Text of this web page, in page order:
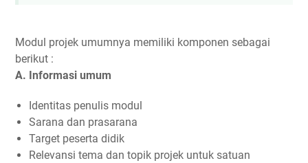
Modul projek umumnya memiliki komponen sebagai
berikut :
A. Informasi umum
Identitas penulis modul
Sarana dan prasarana
Target peserta didik
Relevansi tema dan topik projek untuk satuan